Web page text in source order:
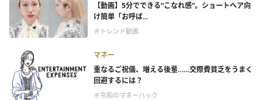
【動画】5分でできる“こなれ感”。ショートヘア向
け簡単「お呼ば...
＃トレンド動画
マネー
重なるご祝儀、増える後輩……交際費貧乏をうまく
回避するには？
＃令和のマネーハック